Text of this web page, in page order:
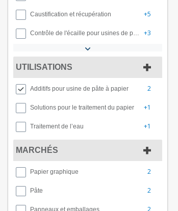
Caustification et récupération +5
Contrôle de l'écaille pour usines de pâte à papier +3
UTILISATIONS
Additifs pour usine de pâte à papier 2
Solutions pour le traitement du papier +1
Traitement de l’eau +1
MARCHÉS
Papier graphique 2
Pâte 2
Panneaux et emballages 2